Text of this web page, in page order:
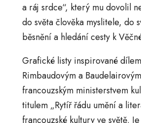
a ráj srdce“, který mu dovolil
do světa člověka myslitele, do
běsnění a hledání cesty k
Grafické listy inspirované
Rimbaudovým a
francouzským ministerstvem
titulem „Rytíř řádu umění a
francouzské kultury ve světě.